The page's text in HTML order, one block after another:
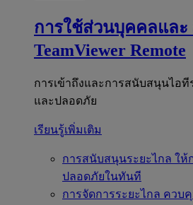
การใช้ส่วนบุคคลและ
TeamViewer Remote
การเข้าถึงและการสนับสนุนไอที
และปลอดภัย
เรียนรู้เพิ่มเติม
การสนับสนุนระยะไกล ให้
ปลอดภัยในทันที
การจัดการระยะไกล ควบ